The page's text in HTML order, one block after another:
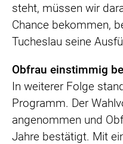
steht, müssen wir
Chance bekommen,
Tucheslau seine
Obfrau einstimmig
In weiterer Folge
Programm. Der
angenommen und
Jahre bestätigt. Mit